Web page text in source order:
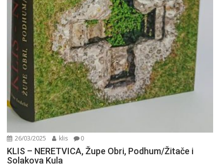
26/03/2025 klis 0
KLIS – NERETVICA, Župe Obri, Podhum/Žitače i
Solakova Kula